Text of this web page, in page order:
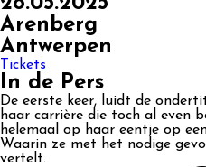
Arenberg
Antwerpen
Tickets
In de Pers
De eerste keer, luidt de
haar carrière die toch al even
helemaal op haar eentje op
Waarin ze met het nodige
vertelt.